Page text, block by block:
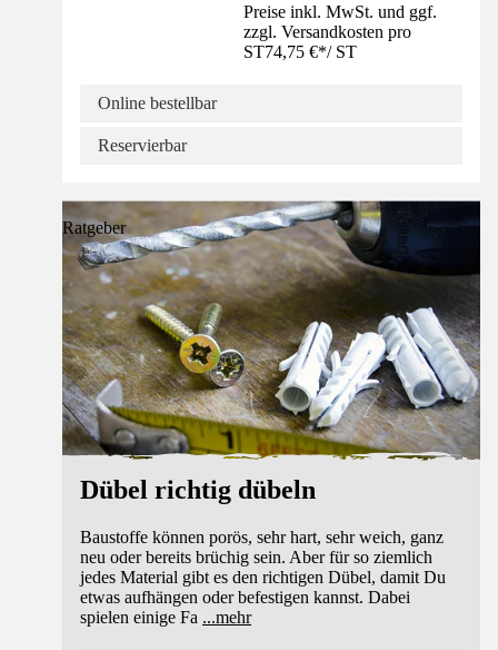
Preise inkl. MwSt. und ggf.
zzgl. Versandkosten pro
ST74,75 €*/ ST
Online bestellbar
Reservierbar
Ratgeber
Dübel richtig dübeln
Baustoffe können porös, sehr hart, sehr weich, ganz
neu oder bereits brüchig sein. Aber für so ziemlich
jedes Material gibt es den richtigen Dübel, damit Du
etwas aufhängen oder befestigen kannst. Dabei
spielen einige Fa ...mehr